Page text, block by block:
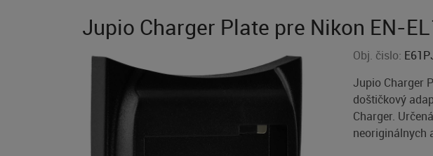
Jupio Charger Plate pre Nikon EN-
Obj. čislo:
Jupio Charger
doštičkový
Charger.
neoriginálnych